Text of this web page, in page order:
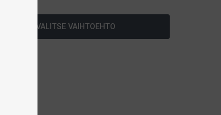
VALITSE VAIHTOEHTO